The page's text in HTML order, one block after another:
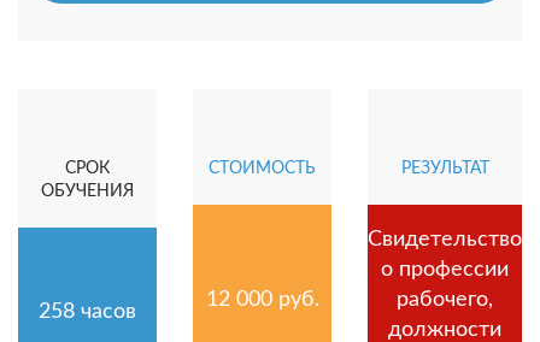
СРОК
ОБУЧЕНИЯ
258 часов
СТОИМОСТЬ
12 000 руб.
РЕЗУЛЬТАТ
Свидетельство
о профессии
рабочего,
должности